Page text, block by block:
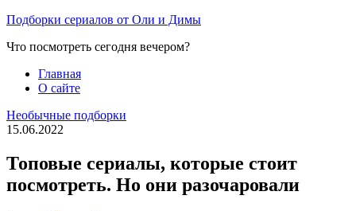
Перейти
содержимому
Подборки сериалов от Оли и Димы
Что посмотреть сегодня вечером?
Главная
О сайте
Необычные подборки
15.06.2022
Топовые сериалы, которые стоит
посмотреть. Но они разочаровали